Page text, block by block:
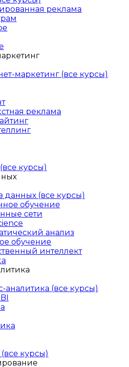
реклама
маркетинг (все курсы)
реклама
курсы)
данных (все курсы)
обучение
сети
анализ
обучение
интеллект
аналитика (все курсы)
курсы)